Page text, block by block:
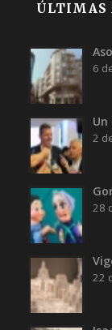
ÚLTIMAS
6
2
28
22